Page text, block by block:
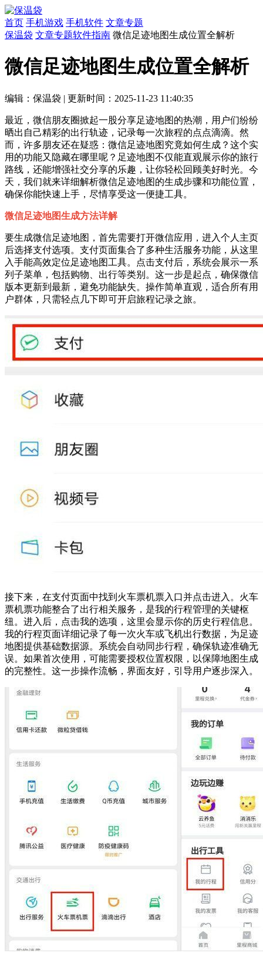
首页 手机游戏 手机软件 文章专题
保温袋 文章专题软件指南 微信足迹地图生成位置全解析
微信足迹地图生成位置全解析
编辑：保温袋 | 更新时间：2025-11-23 11:40:35
最近，微信朋友圈掀起一股分享足迹地图的热潮，用户们纷纷
晒出自己精彩的出行轨迹，记录每一次旅程的点点滴滴。然
而，许多朋友还在疑惑：微信足迹地图究竟如何生成？这个实
用的功能又隐藏在哪里呢？足迹地图不仅能直观展示你的旅行
路线，还能增强社交分享的乐趣，让你轻松回顾美好时光。今
天，我们就来详细解析微信足迹地图的生成步骤和功能位置，
确保你能快速上手，尽情享受这一便捷工具。
微信足迹地图生成方法详解
要生成微信足迹地图，首先需要打开微信应用，进入个人主页
后选择支付选项。支付页面集合了多种生活服务功能，从这里
入手能高效定位足迹地图工具。点击支付后，系统会展示一系
列子菜单，包括购物、出行等类别。这一步是起点，确保微信
版本更新到最新，避免功能缺失。操作简单直观，适合所有用
户群体，只需轻点几下即可开启旅程记录之旅。
接下来，在支付页面中找到火车票机票入口并点击进入。火车
票机票功能整合了出行相关服务，是我的行程管理的关键枢
纽。进入后，点击我的选项，这里会显示你的历史行程信息。
我的行程页面详细记录了每一次火车或飞机出行数据，为足迹
地图提供基础数据源。系统会自动同步行程，确保轨迹准确无
误。如果首次使用，可能需要授权位置权限，以保障地图生成
的完整性。这一步操作流畅，界面友好，引导用户逐步深入。